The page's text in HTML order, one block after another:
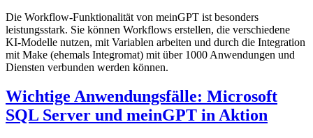
Die Workflow-Funktionalität von meinGPT ist besonders
leistungsstark. Sie können Workflows erstellen, die verschiedene
KI-Modelle nutzen, mit Variablen arbeiten und durch die Integration
mit Make (ehemals Integromat) mit über 1000 Anwendungen und
Diensten verbunden werden können.
Wichtige Anwendungsfälle: Microsoft
SQL Server und meinGPT in Aktion